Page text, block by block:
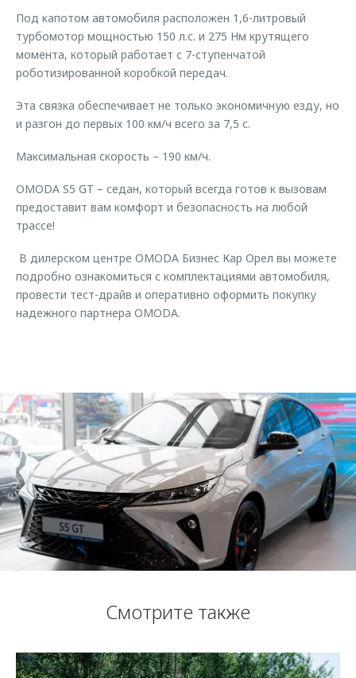
Страхование
Кредитный калькулятор
Аксессуары
Одежда и сувениры
Оригинальные аксессуары
Трейд-ин
Калькулятор трейд-ин
Клиентская поддержка
O&J Автоклуб
Клуб владельцев OMODA
Приложение O&J
Аксессуары
Одежда и сувениры
Оригинальные аксессуары
Запчасти
Обратная связь
Под капотом автомобиля расположен 1,6-литровый
турбомотор мощностью 150 л.с. и 275 Нм крутящего
момента, который работает с 7-ступенчатой
роботизированной коробкой передач.
Эта связка обеспечивает не только экономичную езду, но
и разгон до первых 100 км/ч всего за 7,5 с.
Максимальная скорость – 190 км/ч.
OMODA S5 GT – седан, который всегда готов к вызовам
предоставит вам комфорт и безопасность на любой
трассе!
В дилерском центре OMODA Бизнес Кар Орел вы можете
подробно ознакомиться с комплектациями автомобиля,
провести тест-драйв и оперативно оформить покупку
надежного партнера OMODA.
Смотрите также